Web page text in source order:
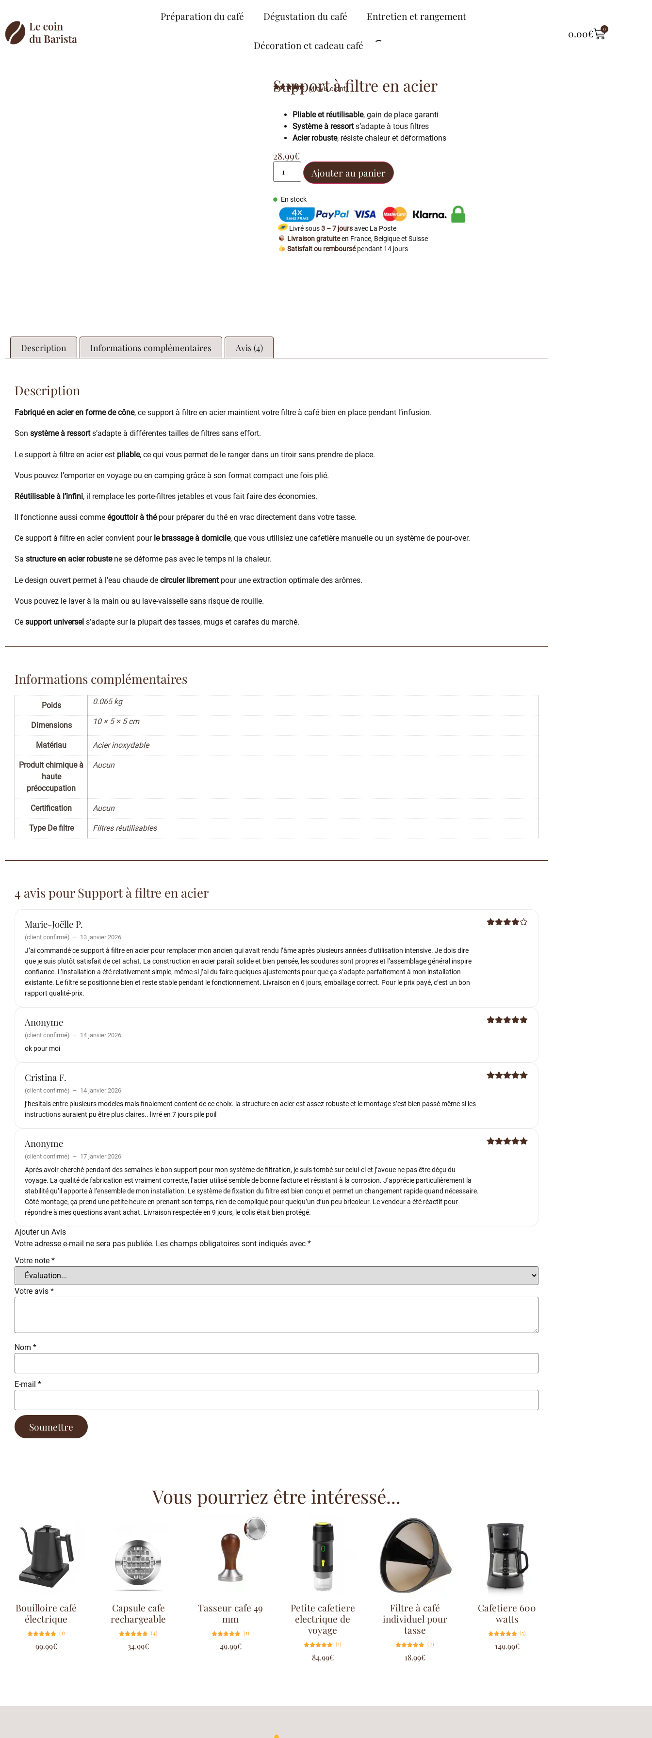
Préparation du café Dégustation du café Entretien et rangement
Décoration et cadeau café
0.00€ 0
Support à filtre en acier
4.75
notations
(4avis client)
Pliable et réutilisable, gain de place garanti
Système à ressorts’adapte à tous filtres
Acier robuste, résiste chaleur et déformations
28.99€
Ajouter au panier
En stock
Livré sous3 – 7 joursavec La Poste
Livraison gratuiteen France, Belgique et Suisse
Satisfait ou remboursépendant 14 jours
Description Informations complémentaires Avis (4)
Description
Fabriqué en acier en forme de cône, ce support à filtre en acier maintient votre filtre à café bien en place pendant l’infusion.
Son système à ressorts’adapte à différentes tailles de filtres sans effort.
Le support à filtre en acier est pliable, ce qui vous permet de le ranger dans un tiroir sans prendre de place.
Vous pouvez l’emporter en voyage ou en camping grâce à son format compact une fois plié.
Réutilisable à l’infini, il remplace les porte-filtres jetables et vous fait faire des économies.
Il fonctionne aussi comme égouttoir à thépour préparer du thé en vrac directement dans votre tasse.
Ce support à filtre en acier convient pour le brassage à domicile, que vous utilisiez une cafetière manuelle ou un système de pour-over.
Sa structure en acier robustene se déforme pas avec le temps ni la chaleur.
Le design ouvert permet à l’eau chaude de circuler librementpour une extraction optimale des arômes.
Vous pouvez le laver à la main ou au lave-vaisselle sans risque de rouille.
Ce support universel s’adapte sur la plupart des tasses, mugs et carafes du marché.
Informations complémentaires
Poids 0.065 kg
Dimensions 10 × 5 × 5 cm
Matériau Acier inoxydable
Produit chimique à
haute
préoccupation
Aucun
Certification Aucun
Type De filtre Filtres réutilisables
4 avis pourSupport à filtre en acier
Marie-Joëlle P.
(client confirmé) – 13 janvier 2026
J’ai commandé ce support à filtre en acier pour remplacer mon ancien qui avait rendu l’âme après plusieurs années d’utilisation intensive. Je dois dire
que je suis plutôt satisfait de cet achat. La construction en acier paraît solide et bien pensée, les soudures sont propres et l’assemblage général inspire
confiance. L’installation a été relativement simple, même si j’ai du faire quelques ajustements pour que ça s’adapte parfaitement à mon installation
existante. Le filtre se positionne bien et reste stable pendant le fonctionnement. Livraison en 6 jours, emballage correct. Pour le prix payé, c’est un bon
rapport qualité-prix.
Anonyme
(client confirmé) – 14 janvier 2026
ok pour moi
Cristina F.
(client confirmé) – 14 janvier 2026
j’hesitais entre plusieurs modeles mais finalement content de ce choix. la structure en acier est assez robuste et le montage s’est bien passé même si les
instructions auraient pu être plus claires.. livré en 7 jours pile poil
Anonyme
(client confirmé) – 17 janvier 2026
Après avoir cherché pendant des semaines le bon support pour mon système de filtration, je suis tombé sur celui-ci et j’avoue ne pas être déçu du
voyage. La qualité de fabrication est vraiment correcte, l’acier utilisé semble de bonne facture et résistant à la corrosion. J’apprécie particulièrement la
stabilité qu’il apporte à l’ensemble de mon installation. Le système de fixation du filtre est bien conçu et permet un changement rapide quand nécessaire.
Côté montage, ça prend une petite heure en prenant son temps, rien de compliqué pour quelqu’un d’un peu bricoleur. Le vendeur a été réactif pour
répondre à mes questions avant achat. Livraison respectée en 9 jours, le colis était bien protégé.
Ajouter un Avis
Votre adresse e-mail ne sera pas publiée. Les champs obligatoires sont indiqués avec *
Votre note *
Votre avis *
Nom *
E-mail *
Vous pourriez être intéressé...
Bouilloire café
électrique
5.00
sur 5
(1)
99.99€
Capsule cafe
rechargeable
4.75
sur 5
(4)
34.99€
Tasseur cafe 49
mm
5.00
sur 5
(1)
49.99€
Petite cafetiere
electrique de
voyage
5.00
sur 5
(1)
84.99€
Filtre à café
individuel pour
tasse
5.00
sur 5
(2)
18.99€
Cafetiere 600
watts
5.00
sur 5
(5)
149.99€